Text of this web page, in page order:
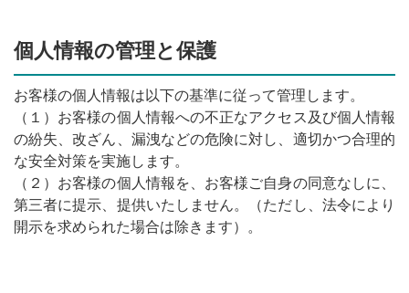
個人情報の管理と保護
お客様の個人情報は以下の基準に従って管理します。
（１）お客様の個人情報への不正なアクセス及び個人情報
の紛失、改ざん、漏洩などの危険に対し、適切かつ合理的
な安全対策を実施します。
（２）お客様の個人情報を、お客様ご自身の同意なしに、
第三者に提示、提供いたしません。（ただし、法令により
開示を求められた場合は除きます）。